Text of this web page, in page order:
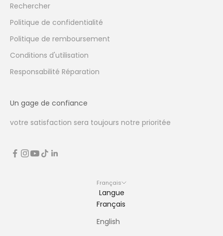
Rechercher
Politique de confidentialité
Politique de remboursement
Conditions d'utilisation
Responsabilité Réparation
Un gage de confiance
votre satisfaction sera toujours notre prioritée
Français
Langue
Français
English